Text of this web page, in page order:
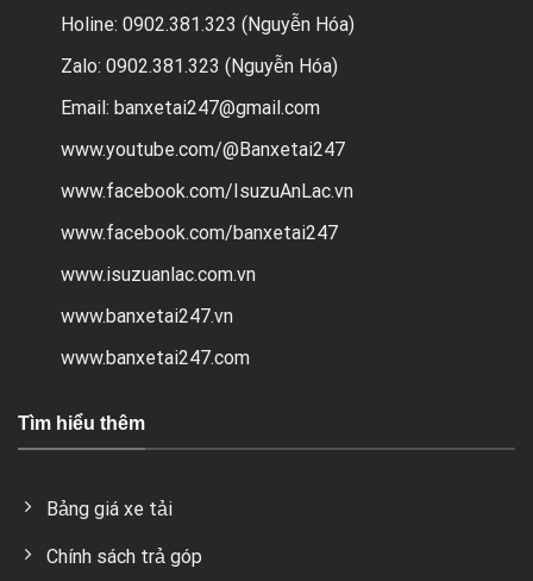
Holine: 0902.381.323 (Nguyễn Hóa)
Zalo: 0902.381.323 (Nguyễn Hóa)
Email: banxetai247@gmail.com
www.youtube.com/@Banxetai247
www.facebook.com/IsuzuAnLac.vn
www.facebook.com/banxetai247
www.isuzuanlac.com.vn
www.banxetai247.vn
www.banxetai247.com
Tìm hiểu thêm
Bảng giá xe tải
Chính sách trả góp